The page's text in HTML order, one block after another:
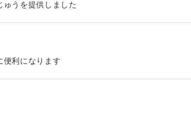
うを提供しました
便利になります